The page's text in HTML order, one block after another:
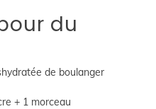
du
de boulanger
+ 1 morceau